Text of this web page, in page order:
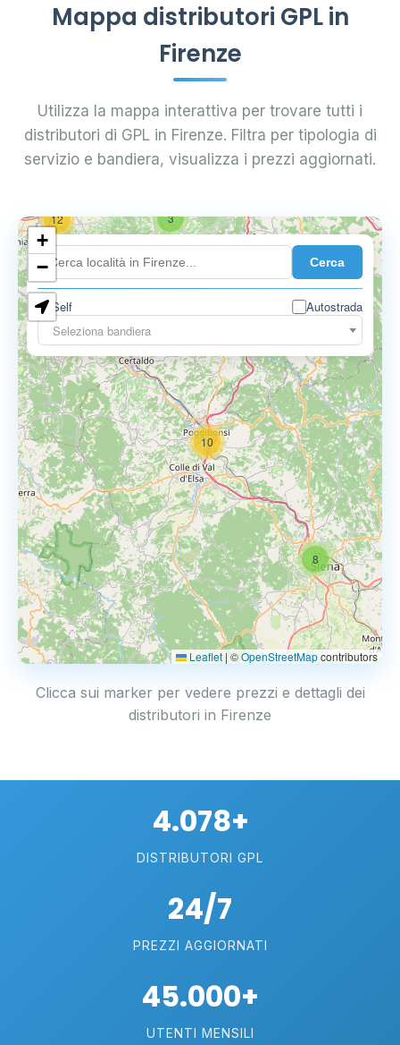
Mappa distributori GPL in
Firenze
Utilizza la mappa interattiva per trovare tutti i
distributori di GPL in Firenze. Filtra per tipologia di
servizio e bandiera, visualizza i prezzi aggiornati.
Cerca
Self
Autostrada
Seleziona bandiera
8
3
10
3
3
12
+
−
Leaflet | ©OpenStreetMapcontributors
Clicca sui marker per vedere prezzi e dettagli dei
distributori in Firenze
4.078+
DISTRIBUTORI GPL
24/7
PREZZI AGGIORNATI
45.000+
UTENTI MENSILI